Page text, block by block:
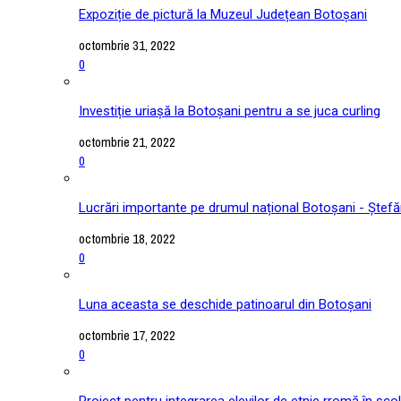
Expoziție de pictură la Muzeul Județean Botoșani
octombrie 31, 2022
0
Investiție uriașă la Botoșani pentru a se juca curling
octombrie 21, 2022
0
Lucrări importante pe drumul național Botoșani -
octombrie 18, 2022
0
Luna aceasta se deschide patinoarul din Botoșani
octombrie 17, 2022
0